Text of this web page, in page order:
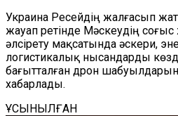
Украина Ресейдің жалғасып
жауап ретінде Мәскеудің соғыс
әлсірету мақсатында әскери,
логистикалық нысандарды
бағытталған дрон
хабарлады.
ҰСЫНЫЛҒАН